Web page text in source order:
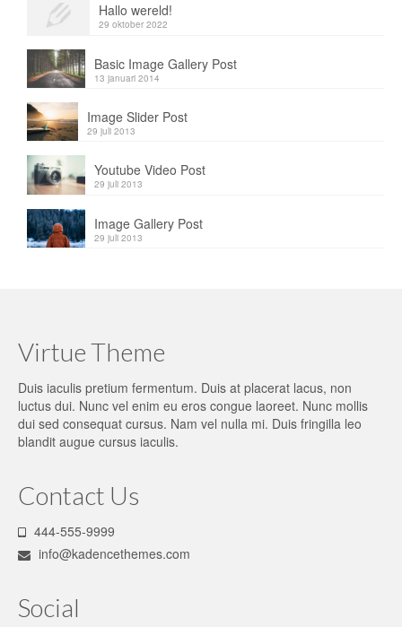
Hallo wereld!
29 oktober 2022
Basic Image Gallery Post
13 januari 2014
Image Slider Post
29 juli 2013
Youtube Video Post
29 juli 2013
Image Gallery Post
29 juli 2013
Virtue Theme
Duis iaculis pretium fermentum. Duis at placerat lacus, non
luctus dui. Nunc vel enim eu eros congue laoreet. Nunc mollis
dui sed consequat cursus. Nam vel nulla mi. Duis fringilla leo
blandit augue cursus iaculis.
Contact Us
444-555-9999
info@kadencethemes.com
Social